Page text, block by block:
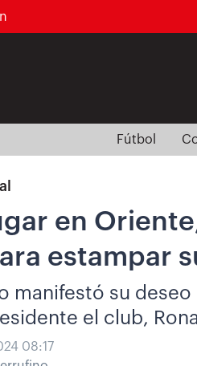
Fútbol
en
estampar
manifestó su
el club,
08:17